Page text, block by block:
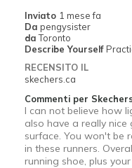
Inviato 1 mese fa
Da pengysister
da Toronto
Describe Yourself
RECENSITO IL
skechers.ca
Commenti per
I can not believe how
also have a really nice
surface. You won't be
in these runners.
running shoe, plus